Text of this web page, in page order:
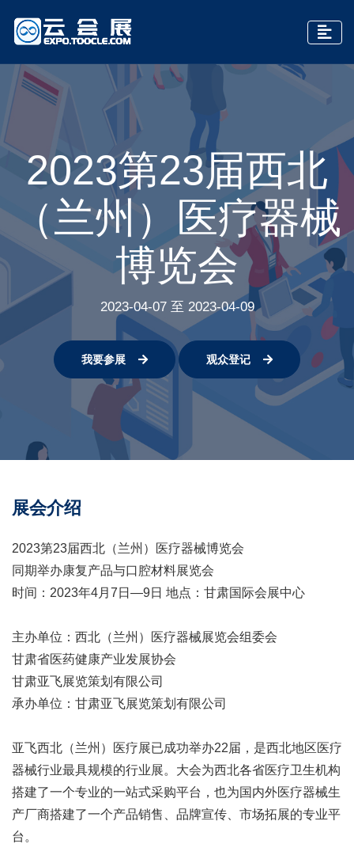
2023第23届西北
（兰州）医疗器械
博览会
2023-04-07 至 2023-04-09
我要参展 观众登记
展会介绍
2023第23届西北（兰州）医疗器械博览会
同期举办康复产品与口腔材料展览会
时间：2023年4月7日—9日 地点：甘肃国际会展中心
主办单位：西北（兰州）医疗器械展览会组委会
甘肃省医药健康产业发展协会
甘肃亚飞展览策划有限公司
承办单位：甘肃亚飞展览策划有限公司
亚飞西北（兰州）医疗展已成功举办22届，是西北地区医疗
器械行业最具规模的行业展。大会为西北各省医疗卫生机构
搭建了一个专业的一站式采购平台，也为国内外医疗器械生
产厂商搭建了一个产品销售、品牌宣传、市场拓展的专业平
台。